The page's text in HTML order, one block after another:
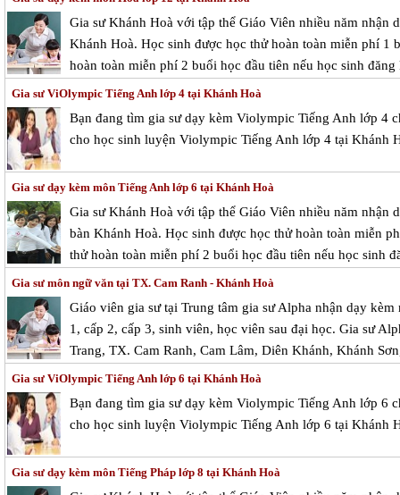
Gia sư Khánh Hoà với tập thể Giáo Viên nhiều năm nhận
Khánh Hoà. Học sinh được học thử hoàn toàn miễn phí 1
hoàn toàn miễn phí 2 buổi học đầu tiên nếu học sinh
Gia sư ViOlympic Tiếng Anh lớp 4 tại Khánh Hoà
Bạn đang tìm gia sư dạy kèm Violympic Tiếng Anh lớp 4
cho học sinh luyện Violympic Tiếng Anh lớp 4 tại Khánh
Gia sư dạy kèm môn Tiếng Anh lớp 6 tại Khánh Hoà
Gia sư Khánh Hoà với tập thể Giáo Viên nhiều năm nhận
bàn Khánh Hoà. Học sinh được học thử hoàn toàn miễn
thử hoàn toàn miễn phí 2 buổi học đầu tiên nếu học sinh
Gia sư môn ngữ văn tại TX. Cam Ranh - Khánh Hoà
Giáo viên gia sư tại Trung tâm gia sư Alpha nhận dạy
1, cấp 2, cấp 3, sinh viên, học viên sau đại học. Gia sư
Trang, TX. Cam Ranh, Cam Lâm, Diên Khánh, Khánh
Gia sư ViOlympic Tiếng Anh lớp 6 tại Khánh Hoà
Bạn đang tìm gia sư dạy kèm Violympic Tiếng Anh lớp 6
cho học sinh luyện Violympic Tiếng Anh lớp 6 tại Khánh
Gia sư dạy kèm môn Tiếng Pháp lớp 8 tại Khánh Hoà